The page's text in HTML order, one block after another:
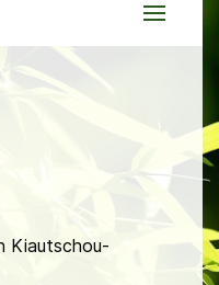
Kiautschou-